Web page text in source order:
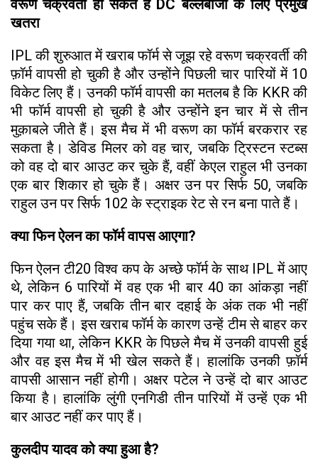
वरूण चक्रवर्ती हो सकते हैं DC बल्लेबाजों के लिए प्रमुख
खतरा
IPL की शुरुआत में खराब फॉर्म से जूझ रहे वरूण चक्रवर्ती की
फ़ॉर्म वापसी हो चुकी है और उन्होंने पिछली चार पारियों में 10
विकेट लिए हैं। उनकी फॉर्म वापसी का मतलब है कि KKR की
भी फॉर्म वापसी हो चुकी है और उन्होंने इन चार में से तीन
मुक़ाबले जीते हैं। इस मैच में भी वरूण का फॉर्म बरकरार रह
सकता है। डेविड मिलर को वह चार, जबकि ट्रिस्टन स्टब्स
को वह दो बार आउट कर चुके हैं, वहीं केएल राहुल भी उनका
एक बार शिकार हो चुके हैं। अक्षर उन पर सिर्फ 50, जबकि
राहुल उन पर सिर्फ 102 के स्ट्राइक रेट से रन बना पाते हैं।
क्या फिन ऐलन का फॉर्म वापस आएगा?
फिन ऐलन टी20 विश्व कप के अच्छे फॉर्म के साथ IPL में आए
थे, लेकिन 6 पारियों में वह एक भी बार 40 का आंकड़ा नहीं
पार कर पाए हैं, जबकि तीन बार दहाई के अंक तक भी नहीं
पहुंच सके हैं। इस खराब फॉर्म के कारण उन्हें टीम से बाहर कर
दिया गया था, लेकिन KKR के पिछले मैच में उनकी वापसी हुई
और वह इस मैच में भी खेल सकते हैं। हालांकि उनकी फ़ॉर्म
वापसी आसान नहीं होगी। अक्षर पटेल ने उन्हें दो बार आउट
किया है। हालांकि लुंगी एनगिडी तीन पारियों में उन्हें एक भी
बार आउट नहीं कर पाए हैं।
कुलदीप यादव को क्या हुआ है?